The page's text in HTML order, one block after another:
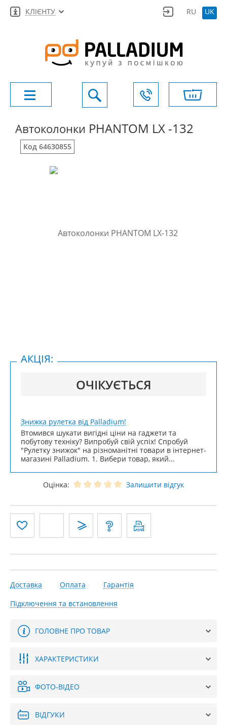
КЛІЄНТУ RU UK
Автоколонки PHANTOM LX -132
Код 64630855
ОЧІКУЄТЬСЯ
АКЦІЯ:
Знижка рулетка від Palladium!
Втомився шукати вигідні ціни на гаджети та
побутову техніку? Випробуй свій успіх! Спробуй
"Рулетку знижок" на різноманітні товари в інтернет-
магазині Palladium. 1. Вибери товар, який...
Оцінка: Залишити відгук
Доставка Оплата
Гарантія
Підключення та встановлення
ГОЛОВНЕ ПРО ТОВАР
ХАРАКТЕРИСТИКИ
ФОТО-ВІДЕО
ВІДГУКИ